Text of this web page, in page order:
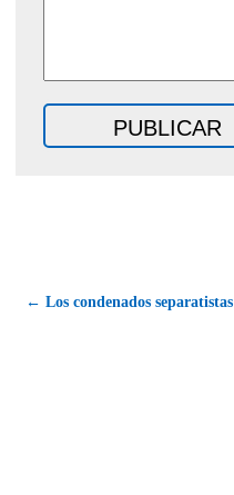
← Los condenados separatistas